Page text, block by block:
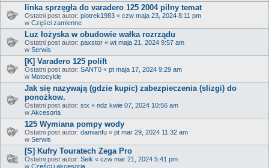
linka sprzęgła do varadero 125 2004 pilny temat
Ostatni post autor: piotrek1983 « czw maja 23, 2024 8:11 pm
w Części zamienne
Luz łożyska w obudowie wałka rozrządu
Ostatni post autor: paxstor « wt maja 21, 2024 9:57 am
w Serwis
[K] Varadero 125 polift
Ostatni post autor: SANT0 « pt maja 17, 2024 9:29 am
w Motocykle
Jak się nazywają (gdzie kupic) zabezpieczenia (slizgi) do
ponożkow.
Ostatni post autor: stx « ndz kwie 07, 2024 10:56 am
w Akcesoria
125 Wymiana pompy wody
Ostatni post autor: damianfu « pt mar 29, 2024 11:32 am
w Serwis
[S] Kufry Touratech Zega Pro
Ostatni post autor: Seik « czw mar 21, 2024 5:41 pm
w Części i akcesoria